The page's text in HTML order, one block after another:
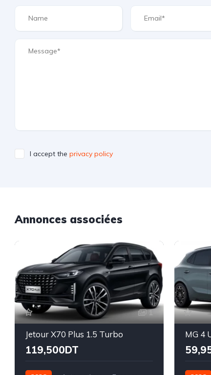
I accept the privacy policy
Annonces associées
1
Jetour X70 Plus 1.5 Turbo
119,500DT
MG 4